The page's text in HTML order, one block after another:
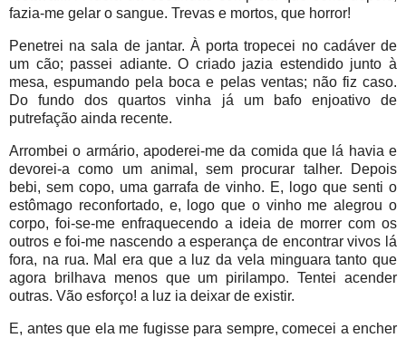
fazia-me gelar o sangue. Trevas e mortos, que horror!
Penetrei na sala de jantar. À porta tropecei no cadáver de
um cão; passei adiante. O criado jazia estendido junto à
mesa, espumando pela boca e pelas ventas; não fiz caso.
Do fundo dos quartos vinha já um bafo enjoativo de
putrefação ainda recente.
Arrombei o armário, apoderei-me da comida que lá havia e
devorei-a como um animal, sem procurar talher. Depois
bebi, sem copo, uma garrafa de vinho. E, logo que senti o
estômago reconfortado, e, logo que o vinho me alegrou o
corpo, foi-se-me enfraquecendo a ideia de morrer com os
outros e foi-me nascendo a esperança de encontrar vivos lá
fora, na rua. Mal era que a luz da vela minguara tanto que
agora brilhava menos que um pirilampo. Tentei acender
outras. Vão esforço! a luz ia deixar de existir.
E, antes que ela me fugisse para sempre, comecei a encher